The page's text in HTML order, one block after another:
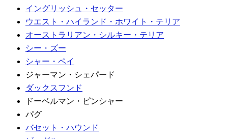
イングリッシュ・セッター
ウエスト・ハイランド・ホワイト・テリア
オーストラリアン・シルキー・テリア
シー・ズー
シャー・ペイ
ジャーマン・シェパード
ダックスフンド
ドーベルマン・ピンシャー
パグ
バセット・ハウンド